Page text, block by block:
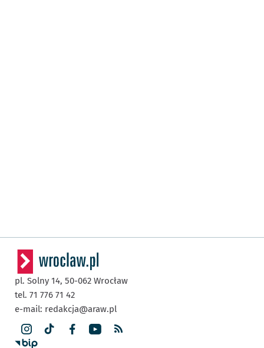
pl. Solny 14, 50-062 Wrocław
tel. 71 776 71 42
e-mail: redakcja@araw.pl